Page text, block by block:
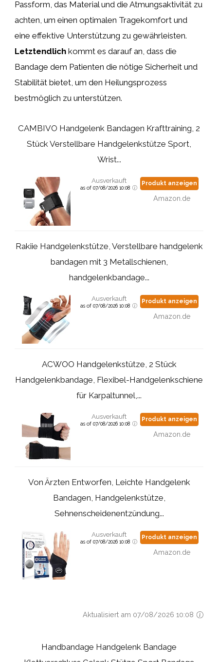
Passform, das Material und die Atmungsaktivität zu
achten, um einen optimalen Tragekomfort und
eine effektive Unterstützung zu gewährleisten.
Letztendlich kommt es darauf an, dass die
Bandage dem Patienten die nötige Sicherheit und
Stabilität bietet, um den Heilungsprozess
bestmöglich zu unterstützen.
CAMBIVO Handgelenk Bandagen Krafttraining, 2
Stück Verstellbare Handgelenkstütze Sport,
Wrist...
Ausverkauft
as of 07/08/2026 10:08
Produkt anzeigen
Amazon.de
Rakiie Handgelenkstütze, Verstellbare handgelenk
bandagen mit 3 Metallschienen,
handgelenkbandage...
Ausverkauft
as of 07/08/2026 10:08
Produkt anzeigen
Amazon.de
ACWOO Handgelenkstütze, 2 Stück
Handgelenkbandage, Flexibel-Handgelenkschiene
für Karpaltunnel,...
Ausverkauft
as of 07/08/2026 10:08
Produkt anzeigen
Amazon.de
Von Ärzten Entworfen, Leichte Handgelenk
Bandagen, Handgelenkstütze,
Sehnenscheidenentzündung...
Ausverkauft
as of 07/08/2026 10:08
Produkt anzeigen
Amazon.de
Aktualisiert am 07/08/2026 10:08
Handbandage Handgelenk Bandage